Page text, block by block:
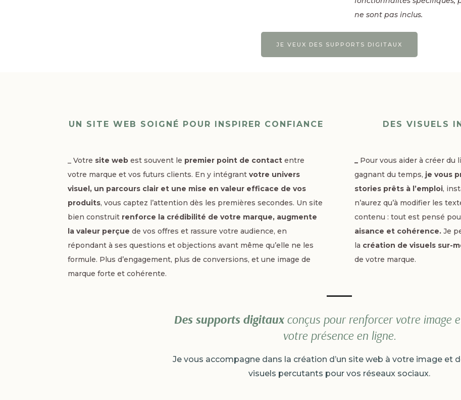
ne sont pas inclus.
JE VEUX DES SUPPORTS DIGITAUX
UN SITE WEB SOIGNÉ POUR INSPIRER CONFIANCE
_ Votre site web est souvent le premier point de contact entre
votre marque et vos futurs clients. En y intégrantvotre univers
visuel, un parcours clair et une mise en valeur efficace de vos
produits, vous captez l’attention dès les premières secondes. Un site
bien construit renforce la crédibilité de votre marque, augmente
la valeur perçue de vos offres et rassure votre audience, en
répondant à ses questions et objections avant même qu’elle ne les
formule. Plus d’engagement, plus de conversions, et une image de
marque forte et cohérente.
DES VISUELS
_Pour vous aider à créer du
gagnant du temps, je vous
stories prêts à l’emploi,
n’aurez qu’à modifier les
contenu : tout est pensé
aisance et cohérence. Je
la création de visuels sur-
de votre marque.
Des supports digitauxconçus pour renforcer votre image
votre présence en ligne.
Je vous accompagne dans la création d’un site web à votre image et
visuels percutants pour vos réseaux sociaux.